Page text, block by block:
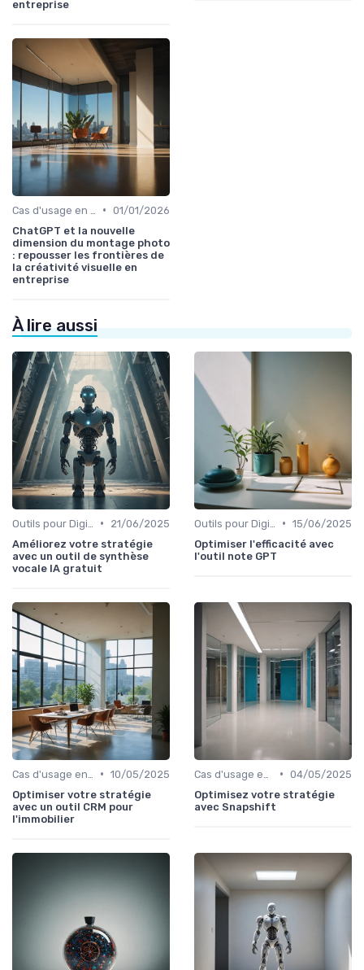
entreprise
• 01/01/2026
ChatGPT et la nouvelle
dimension du montage photo
: repousser les frontières de
la créativité visuelle en
entreprise
À lire aussi
•
21/06/2025
Améliorez votre stratégie
avec un outil de synthèse
vocale IA gratuit
• 15/06/2025
Optimiser l'efficacité avec
l'outil note GPT
• 10/05/2025
Optimiser votre stratégie
avec un outil CRM pour
l'immobilier
• 04/05/2025
Optimisez votre stratégie
avec Snapshift